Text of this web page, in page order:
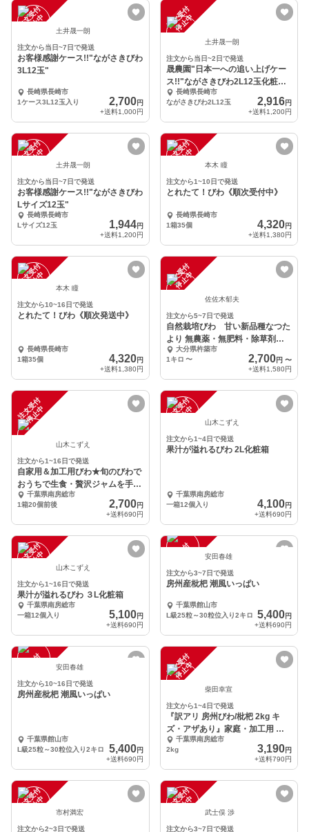
注
文
受
付
停
止
中 土井晟一朗
注文から当日~7日で発送
お客様感謝ケース!!"ながさきびわ
3L12玉"
長崎県長崎市
1ケース3L12玉入り
2,700円
+送料1,000円
注
文
受
付
停
止
中
土井晟一朗
注文から当日~2日で発送
晟農園"日本一への追い上げケー
ス!!"ながさきびわ2L12玉化粧箱
入り長崎県長崎市
ながさきびわ2L12玉
2,916円
+送料1,200円
注
文
受
付
停
止
中 土井晟一朗
注文から当日~7日で発送
お客様感謝ケース!!"ながさきびわ
Lサイズ12玉"
長崎県長崎市
Lサイズ12玉
1,944円
+送料1,200円
注
文
受
付
停
止
中 本木 瞳
注文から1~10日で発送
とれたて！びわ《順次受付中》
長崎県長崎市
1箱35個
4,320円
+送料1,380円
注
文
受
付
停
止
中 本木 瞳
注文から10~16日で発送
とれたて！びわ《順次発送中》
長崎県長崎市
1箱35個
4,320円
+送料1,380円
注
文
受
付
停
止
中
佐佐木郁夫
注文から5~7日で発送
自然栽培びわ 甘い新品種なつた
より 無農薬・無肥料・除草剤不
使ビワ
大分県杵築市
1キロ 〜 2,700円 〜
+送料1,580円
注
文
受
付
停
止
中
山木こずえ
注文から1~16日で発送
自家用＆加工用びわ★旬のびわで
おうちで生食・贅沢ジャムを手作
りしよう！！
千葉県南房総市
1箱20個前後
2,700円
+送料690円
注
文
受
付
停
止
中 山木こずえ
注文から1~4日で発送
果汁が溢れるびわ 2L化粧箱
千葉県南房総市
一箱12個入り
4,100円
+送料690円
注
文
受
付
停
止
中 山木こずえ
注文から1~16日で発送
果汁が溢れるびわ ３L化粧箱
千葉県南房総市
一箱12個入り
5,100円
+送料690円
注
文
受
付
停
止 安田春雄
注文から3~7日で発送
房州産枇杷 潮風いっぱい
千葉県館山市
L級25粒～30粒位入り2キロ
5,400円
+送料690円
注
文
受
付
停
止 安田春雄
注文から10~16日で発送
房州産枇杷 潮風いっぱい
千葉県館山市
L級25粒～30粒位入り2キロ
5,400円
+送料690円
注
文
受
付
停
止
中
柴田幸宣
注文から1~4日で発送
『訳アリ 房州びわ/枇杷 2kg キ
ズ・アザあり』家庭・加工用 南
房総市
千葉県南房総市
2kg
3,190円
+送料790円
注
文
受
付
停
止
中 市村満宏
注文から2~3日で発送
注
文
受
付
停
止
中 武士俣 渉
注文から3~7日で発送